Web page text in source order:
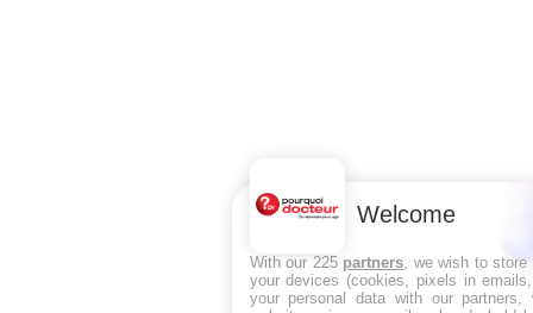
Welcome
With our 225 partners , we wish to
your devices (cookies, pixels in
your personal data with our partners,